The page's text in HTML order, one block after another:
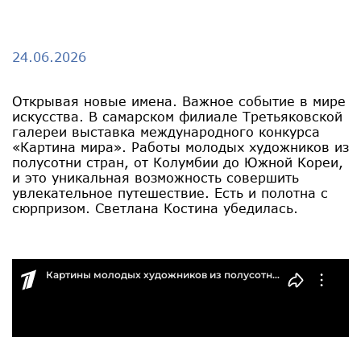
24.06.2026
Открывая новые имена. Важное событие в мире
искусства. В самарском филиале Третьяковской
галереи выставка международного конкурса
«Картина мира». Работы молодых художников из
полусотни стран, от Колумбии до Южной Кореи,
и это уникальная возможность совершить
увлекательное путешествие. Есть и полотна с
сюрпризом. Светлана Костина убедилась.